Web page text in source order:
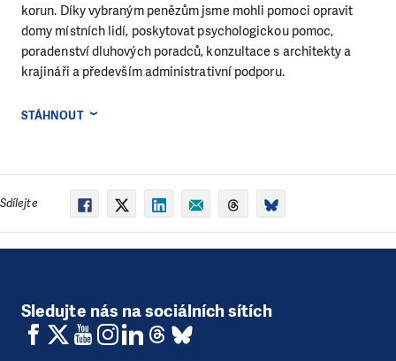
korun. Díky vybraným penězům jsme mohli pomoci opravit
domy místních lidí, poskytovat psychologickou pomoc,
poradenství dluhových poradců, konzultace s architekty a
krajináři a především administrativní podporu.
STÁHNOUT
Sdílejte
Sledujte nás na sociálních sítích